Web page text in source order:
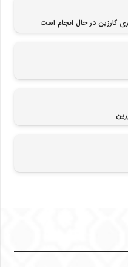
کارزین در حال انجام است